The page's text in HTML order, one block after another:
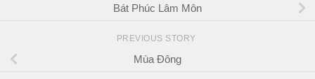
Bát Phúc Lâm Môn
PREVIOUS STORY
Mùa Đông